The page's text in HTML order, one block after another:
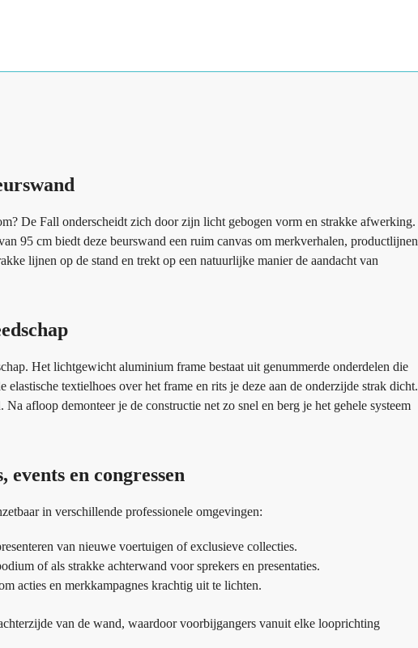
De Fall onderscheidt zich door zijn licht gebogen vorm en strakke afwerking.
95 cm biedt deze beurswand een ruim canvas om merkverhalen, productlijnen
lijnen op de stand en trekt op een natuurlijke manier de aandacht van
Het lichtgewicht aluminium frame bestaat uit genummerde onderdelen die
textielhoes over het frame en rits je deze aan de onderzijde strak dicht.
afloop demonteer je de constructie net zo snel en berg je het gehele systeem
en congressen
in verschillende professionele omgevingen:
van nieuwe voertuigen of exclusieve collecties.
of als strakke achterwand voor sprekers en presentaties.
acties en merkkampagnes krachtig uit te lichten.
van de wand, waardoor voorbijgangers vanuit elke looprichting